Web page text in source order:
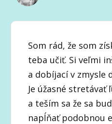
Som rád, že som
teba učiť. Si veľmi
a dobíjací v zmysle
Je úžasné
a teším sa že sa
napĺňať podobnou